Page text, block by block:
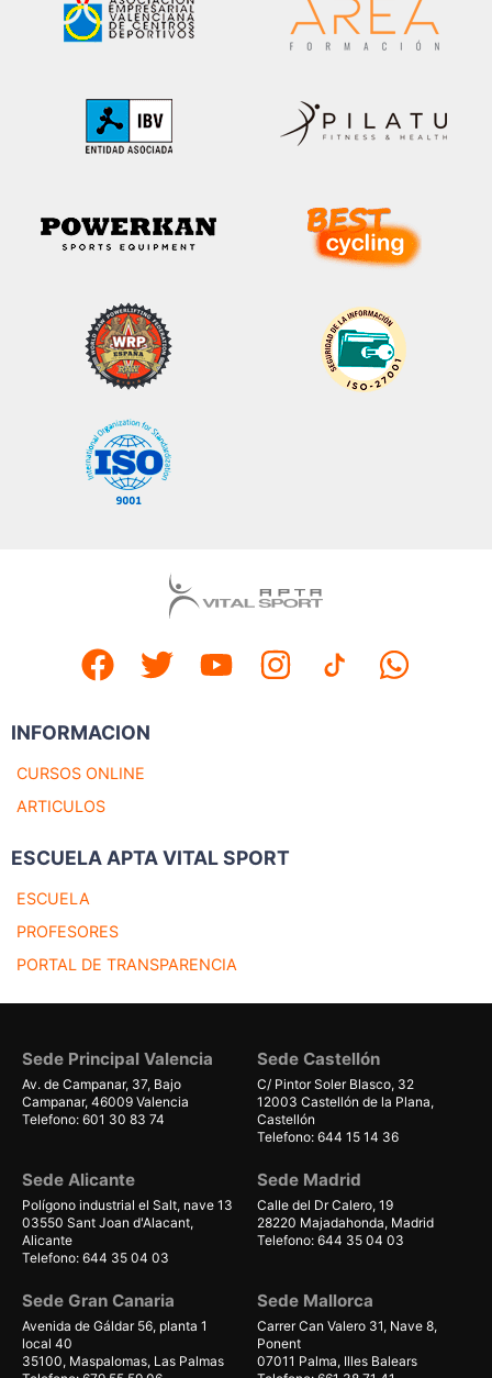
INFORMACION
CURSOS ONLINE
ARTICULOS
ESCUELA APTA VITAL SPORT
ESCUELA
PROFESORES
PORTAL DE TRANSPARENCIA
Sede Principal Valencia
Av. de Campanar, 37, Bajo
Campanar, 46009 Valencia
Telefono: 601 30 83 74
Sede Castellón
C/ Pintor Soler Blasco, 32
12003 Castellón de la Plana,
Castellón
Telefono: 644 15 14 36
Sede Alicante
Polígono industrial el Salt, nave 13
03550 Sant Joan d'Alacant,
Alicante
Telefono: 644 35 04 03
Sede Madrid
Calle del Dr Calero, 19
28220 Majadahonda, Madrid
Telefono: 644 35 04 03
Sede Gran Canaria
Avenida de Gáldar 56, planta 1
local 40
35100, Maspalomas, Las Palmas
Sede Mallorca
Carrer Can Valero 31, Nave 8,
Ponent
07011 Palma, Illes Balears